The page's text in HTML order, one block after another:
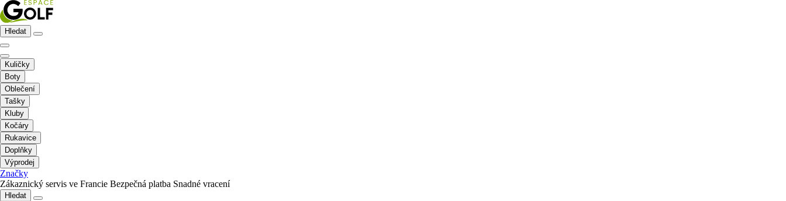
Hledat
Kuličky
Boty
Oblečení
Tašky
Kluby
Kočáry
Rukavice
Doplňky
Výprodej
Značky
Zákaznický servis ve Francie Bezpečná platba Snadné vracení
Hledat